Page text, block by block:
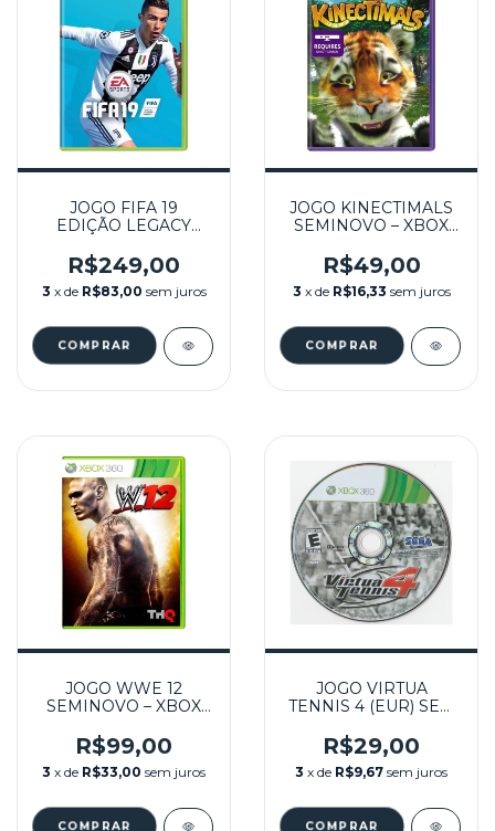
JOGO FIFA 19
EDIÇÃO LEGACY
360
R$249,00
3 x de R$83,00 sem juros
JOGO KINECTIMALS
SEMINOVO – XBOX
R$49,00
3 x de R$16,33 sem juros
JOGO WWE 12
SEMINOVO – XBOX
R$99,00
3 x de R$33,00 sem juros
JOGO VIRTUA
TENNIS 4 (EUR) SEM
XBOX 360
R$29,00
3 x de R$9,67 sem juros